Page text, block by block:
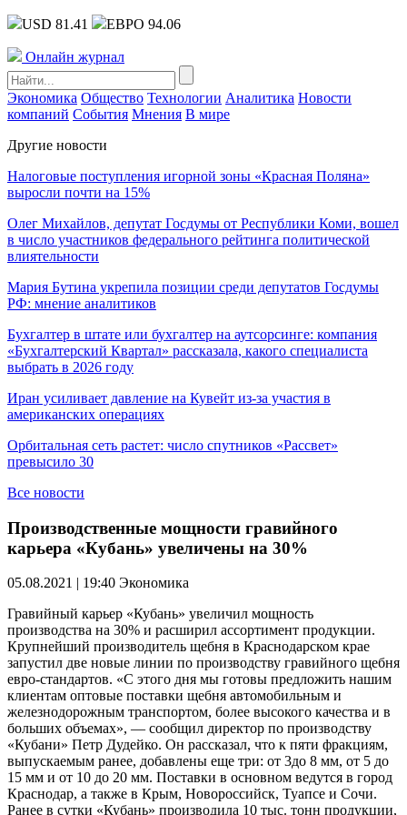
USD 81.41 ЕВРО 94.06
Онлайн журнал
Экономика Общество Технологии Аналитика Новости
компаний События Мнения В мире
Другие новости
Налоговые поступления игорной зоны «Красная Поляна»
выросли почти на 15%
Олег Михайлов, депутат Госдумы от Республики Коми, вошел
в число участников федерального рейтинга политической
влиятельности
Мария Бутина укрепила позиции среди депутатов Госдумы
РФ: мнение аналитиков
Бухгалтер в штате или бухгалтер на аутсорсинге: компания
«Бухгалтерский Квартал» рассказала, какого специалиста
выбрать в 2026 году
Иран усиливает давление на Кувейт из-за участия в
американских операциях
Орбитальная сеть растет: число спутников «Рассвет»
превысило 30
Все новости
Производственные мощности гравийного
карьера «Кубань» увеличены на 30%
05.08.2021 | 19:40 Экономика
Гравийный карьер «Кубань» увеличил мощность
производства на 30% и расширил ассортимент продукции.
Крупнейший производитель щебня в Краснодарском крае
запустил две новые линии по производству гравийного щебня
евро-стандартов. «С этого дня мы готовы предложить нашим
клиентам оптовые поставки щебня автомобильным и
железнодорожным транспортом, более высокого качества и в
больших объемах», — сообщил директор по производству
«Кубани» Петр Дудейко. Он рассказал, что к пяти фракциям,
выпускаемым ранее, добавлены еще три: от 3до 8 мм, от 5 до
15 мм и от 10 до 20 мм. Поставки в основном ведутся в город
Краснодар, а также в Крым, Новороссийск, Туапсе и Сочи.
Ранее в сутки «Кубань» производила 10 тыс. тонн продукции,